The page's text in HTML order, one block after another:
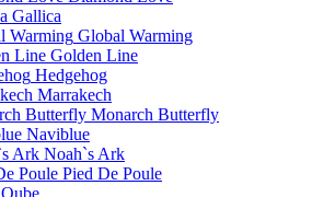
Gallica
Global Warming
Golden Line
Hedgehog
Marrakech
Monarch Butterfly
Naviblue
Noah`s Ark
Pied De Poule
Qube